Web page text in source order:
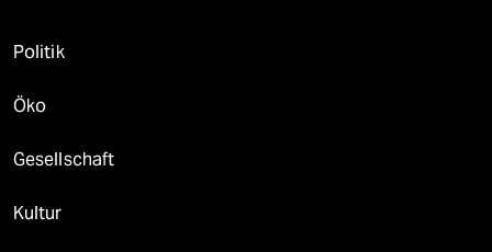
Politik
Öko
Gesellschaft
Kultur